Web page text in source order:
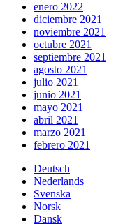
enero 2022
diciembre 2021
noviembre 2021
octubre 2021
septiembre 2021
agosto 2021
julio 2021
junio 2021
mayo 2021
abril 2021
marzo 2021
febrero 2021
Deutsch
Nederlands
Svenska
Norsk
Dansk